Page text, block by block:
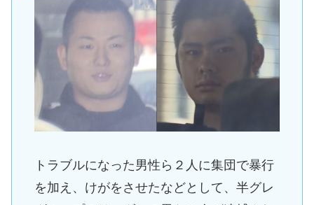
トラブルになった男性ら２人に集団で暴行
を加え、けがをさせたなどとして、半グレ